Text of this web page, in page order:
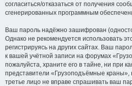
согласиться/отказаться от получения
сгенерированных программным
Ваш пароль надёжно зашифрован
Однако не рекомендуется использовать
регистрируясь на других сайтах. Ваш
к вашей учётной записи на форумах
пожалуйста, храните его в тайне, ни при
представители «Грузоподъёмные краны»,
третье лицо не вправе спрашивать ваш